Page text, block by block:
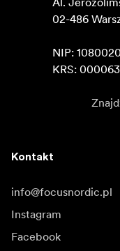
02-486
NIP:
KRS:
Kontakt
info@focusnordic.pl
Instagram
Facebook